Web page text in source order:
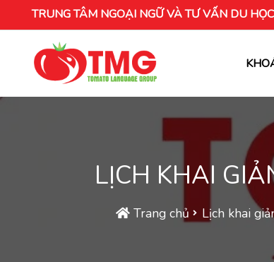
TRUNG TÂM NGOẠI NGỮ VÀ TƯ VẤN DU
LỊCH KHAI
Trang chủ Lịch khai